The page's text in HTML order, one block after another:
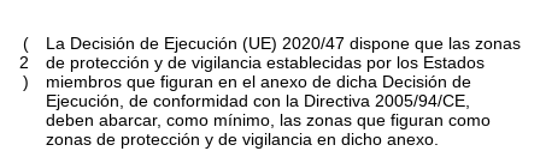
(
2
)
La Decisión de Ejecución (UE) 2020/47 dispone que las zonas
de protección y de vigilancia establecidas por los Estados
miembros que figuran en el anexo de dicha Decisión de
Ejecución, de conformidad con la Directiva 2005/94/CE,
deben abarcar, como mínimo, las zonas que figuran como
zonas de protección y de vigilancia en dicho anexo.